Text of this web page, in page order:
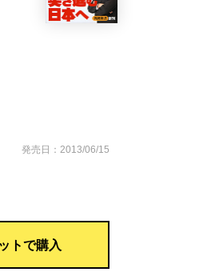
発売日：2013/06/15
トで購入